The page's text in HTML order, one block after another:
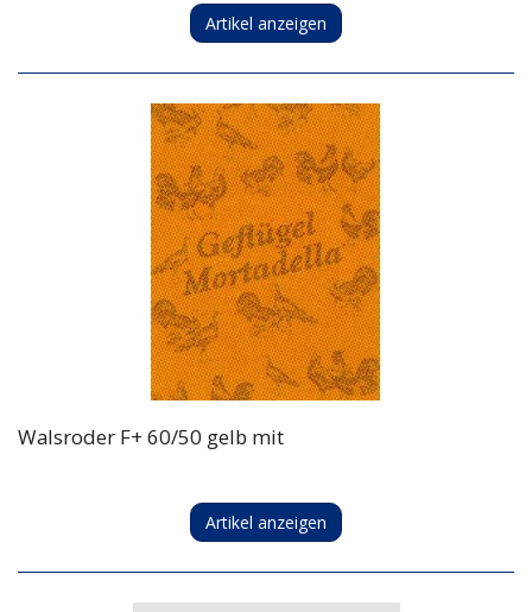
Artikel anzeigen
Walsroder F+ 60/50 gelb mit
Artikel anzeigen